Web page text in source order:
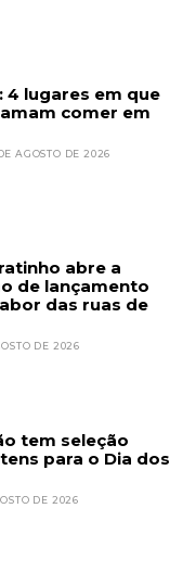
4 lugares em que
comer em
AGOSTO DE 2026
abre a
de lançamento
das ruas de
DE 2026
tem seleção
para o Dia dos
DE 2026